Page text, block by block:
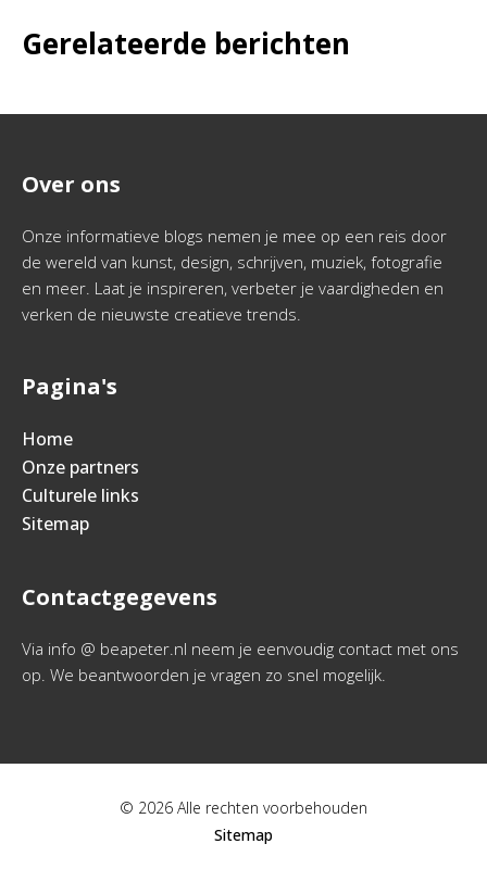
Gerelateerde berichten
Over ons
Onze informatieve blogs nemen je mee op een reis door
de wereld van kunst, design, schrijven, muziek, fotografie
en meer. Laat je inspireren, verbeter je vaardigheden en
verken de nieuwste creatieve trends.
Pagina's
Home
Onze partners
Culturele links
Sitemap
Contactgegevens
Via info @ beapeter.nl neem je eenvoudig contact met ons
op. We beantwoorden je vragen zo snel mogelijk.
© 2026 Alle rechten voorbehouden
Sitemap